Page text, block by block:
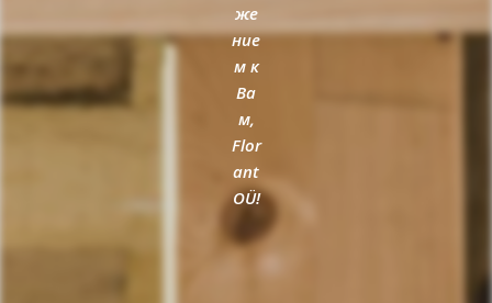
же
ние
м к
Ва
м,
Flor
ant
OÜ!